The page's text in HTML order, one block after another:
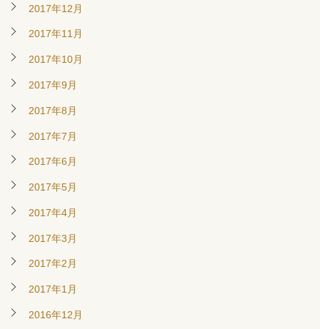
2017年12月
2017年11月
2017年10月
2017年9月
2017年8月
2017年7月
2017年6月
2017年5月
2017年4月
2017年3月
2017年2月
2017年1月
2016年12月